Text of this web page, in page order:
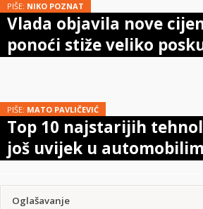
PIŠE: NIKO POZNAT
Vlada objavila nove
ponoći stiže veliko
PIŠE: MATO PAVLIČEVIĆ
Top 10 najstarijih
još uvijek u
Oglašavanje